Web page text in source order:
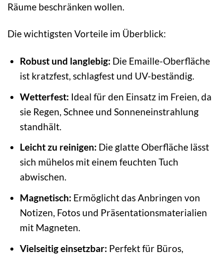
Räume beschränken wollen.
Die wichtigsten Vorteile im Überblick:
Robust und langlebig: Die Emaille-Oberfläche
ist kratzfest, schlagfest und UV-beständig.
Wetterfest: Ideal für den Einsatz im Freien, da
sie Regen, Schnee und Sonneneinstrahlung
standhält.
Leicht zu reinigen: Die glatte Oberfläche lässt
sich mühelos mit einem feuchten Tuch
abwischen.
Magnetisch: Ermöglicht das Anbringen von
Notizen, Fotos und Präsentationsmaterialien
mit Magneten.
Vielseitig einsetzbar: Perfekt für Büros,